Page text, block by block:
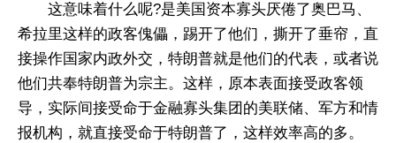
这意味着什么呢?是美国资本寡头厌倦了奥巴马、
希拉里这样的政客傀儡，踢开了他们，撕开了垂帘，直
接操作国家内政外交，特朗普就是他们的代表，或者说
他们共奉特朗普为宗主。这样，原本表面接受政客领
导，实际间接受命于金融寡头集团的美联储、军方和情
报机构，就直接受命于特朗普了，这样效率高的多。